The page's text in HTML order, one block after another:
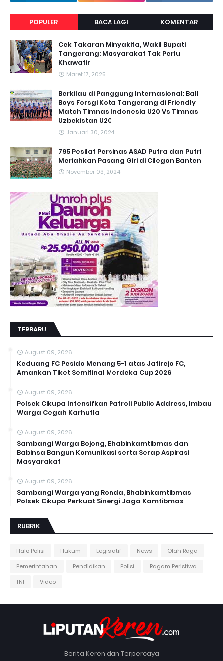
POPULER BACA LAGI KOMENTAR
Cek Takaran Minyakita, Wakil Bupati
Tangerang: Masyarakat Tak Perlu
Khawatir
Maret 17, 2025
Berkilau di Panggung Internasional: Ball
Boys Forsgi Kota Tangerang di Friendly
Match Timnas Indonesia U20 Vs Timnas
Uzbekistan U20
Januari 30, 2024
795 Pesilat Persinas ASAD Putra dan Putri
Meriahkan Pasang Giri di Cilegon Banten
November 03, 2024
TERBARU
August 09, 2026
Keduang FC Pesido Menang 5-1 atas Jatirejo FC,
Amankan Tiket Semifinal Merdeka Cup 2026
August 09, 2026
Polsek Cikupa Intensifkan Patroli Public Address, Imbau
Warga Cegah Karhutla
August 09, 2026
Sambangi Warga Bojong, Bhabinkamtibmas dan
Babinsa Bangun Komunikasi serta Serap Aspirasi
Masyarakat
August 09, 2026
Sambangi Warga yang Ronda, Bhabinkamtibmas
Polsek Cikupa Perkuat Sinergi Jaga Kamtibmas
RUBRIK
Halo Polisi Hukum Legislatif News
Olah Raga
Pemerintahan
Pendidikan Polisi
Ragam Peristiwa
TNI
Video
Berita Keren dan Terpercaya